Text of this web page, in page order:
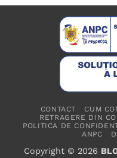
CONTACT CUM
RETRAGERE DIN
POLITICA DE
ANPC
Copyright © 2026